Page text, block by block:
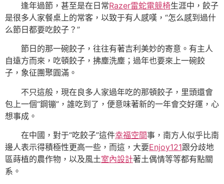
逢年過節，甚至是在日常Razer雷蛇電競椅生涯中，餃子
是很多人家餐桌上的常客，以致于有人感嘆，“怎么感到過什
么節日都要吃餃子？”
節日的那一碗餃子，往往有著吉利美妙的寄意。有主人
自遠方而來，吃頓餃子，拂塵洗塵；過年也要來上一碗餃
子，象征團聚圓滿。
不只這般，現在良多人家過年吃的那頓餃子，里頭還會
包上一個“鋼镚”，誰吃到了，便意味著新的一年會交好運，心
想事成。
在中國，對于“吃餃子”這件幸福空間事，南方人似乎比南
邊人表示得積極性更高一些，而這，大要Enjoy121跟分歧地
區蒔植的農作物，以及風土室內設計著土偶情等等都有點關
系。